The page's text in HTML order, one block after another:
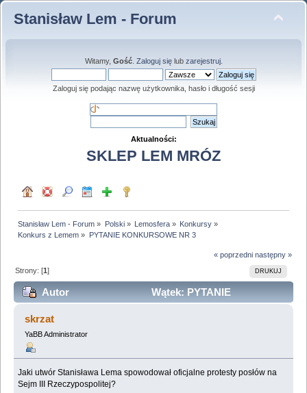
Stanisław Lem - Forum
Witamy, Gość. Zaloguj sięlub zarejestruj.
Zaloguj się podając nazwę użytkownika, hasło i długość sesji
Aktualności:
SKLEP LEM MRÓZ
Stanisław Lem - Forum » Polski» Lemosfera» Konkursy »
Konkurs z Lemem » PYTANIE KONKURSOWE NR 3
« poprzedni następny »
DRUKUJ
Strony: [1]
Autor
Wątek: PYTANIE
KONKURSOWE NR 3 (Przeczytany 25007 razy)
skrzat
YaBB Administrator
Jaki utwór Stanisława Lema spowodował oficjalne protesty posłów na
Sejm III Rzeczypospolitej?